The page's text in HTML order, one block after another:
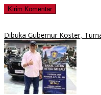
Dibuka Gubernur Koster,